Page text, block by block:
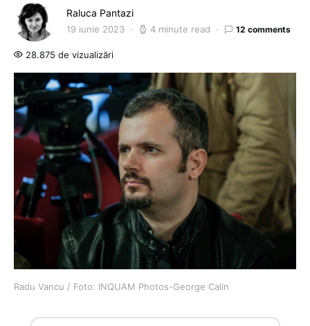
Raluca Pantazi
19 iunie 2023 4 minute read 12 comments
28.875 de vizualizări
Radu Vancu / Foto: INQUAM Photos-George Calin